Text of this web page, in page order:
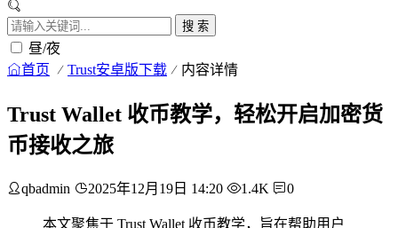
搜 索
昼/夜
首页 Trust安卓版下载 内容详情
Trust Wallet 收币教学，轻松开启加密货
币接收之旅
qbadmin 2025年12月19日 14:20 1.4K 0
本文聚焦于 Trust Wallet 收币教学，旨在帮助用户